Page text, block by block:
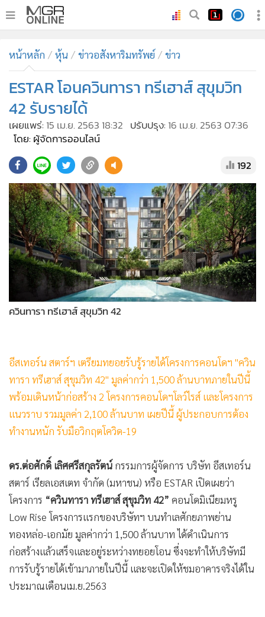
ทันเหตุการณ์
• ภาคใต้
ภูมิภาค
Online Section
บันเทิง
• ผู้จัดการรายวัน
• คอลัมนิสต์
• ละคร
• CbizReview
• Cyber BIZ
• ผู้จัดกวน
• Good health & Well-being
Green Innovation & SD
• Management & HR
• การเมือง
• ท่องเที่ยว
• กีฬา
• ต่างประเทศ
• Special Scoop
• จีน
• ชุมชน-คุณภาพชีวิต
• อาชญากรรม
• Motoring
• เกม
• วิทยาศาสตร์
SMEs
หน้าหลัก หุ้น ข่าวอสังหาริมทรัพย์ ข่าว
ESTAR โอนควินทารา ทรีเฮาส์ สุขุมวิท
42 รับรายได้
เผยแพร่: 15 เม.ย. 2563 18:32 ปรับปรุง: 16 เม.ย. 2563 07:36
โดย: ผู้จัดการออนไลน์
192
ควินทารา ทรีเฮาส์ สุขุมวิท 42
อีสเทอร์น สตาร์ฯ เตรียมทยอยรับรู้รายได้โครงการคอนโดฯ "ควิน
ทารา ทรีเฮาส์ สุขุมวิท 42" มูลค่ากว่า 1,500 ล้านบาทภายในปีนี้
พร้อมเดินหน้าก่อสร้าง 2 โครงการคอนโดฯโลว์ไรส์ และโครงการ
แนวราบ รวมมูลค่า 2,100 ล้านบาท เผยปีนี้ ผู้ประกอบการต้อง
ทำงานหนัก รับมือวิกฤตโควิด-19
ดร.ต่อศักดิ์ เลิศศรีสกุลรัตน์ กรรมการผู้จัดการ บริษัท อีสเทอร์น
สตาร์ เรียลเอสเตท จำกัด (มหาชน) หรือ ESTAR เปิดเผยว่า
โครงการ “ควินทารา ทรีเฮาส์ สุขุมวิท 42” คอนโดมิเนียมหรู
Low Rise โครงการแรกของบริษัทฯ บนทำเลศักยภาพย่าน
ทองหล่อ-เอกมัย มูลค่ากว่า 1,500 ล้านบาท ได้ดำเนินการ
ก่อสร้างแล้วเสร็จและอยู่ระหว่างทยอยโอน ซึ่งจะทำให้บริษัทมี
การรับรู้รายได้เข้ามาภายในปีนี้ และจะเปิดให้ชมอาคารจริงได้ใน
ประมาณเดือนเม.ย.2563